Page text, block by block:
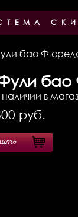
бао Ф
бао
наличии в
руб.